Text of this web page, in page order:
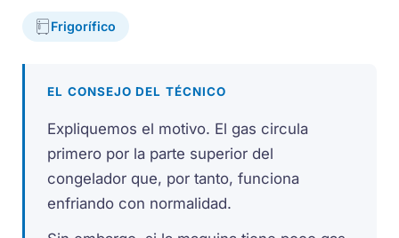
Frigorífico
EL CONSEJO DEL TÉCNICO
Expliquemos el motivo. El gas circula
primero por la parte superior del
congelador que, por tanto, funciona
enfriando con normalidad.